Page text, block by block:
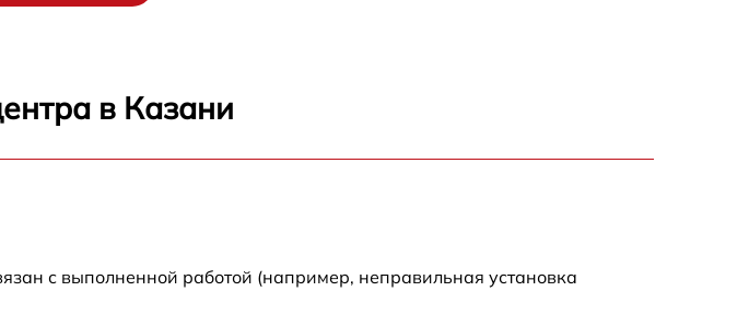
в Казани
с выполненной работой (например, неправильная установка